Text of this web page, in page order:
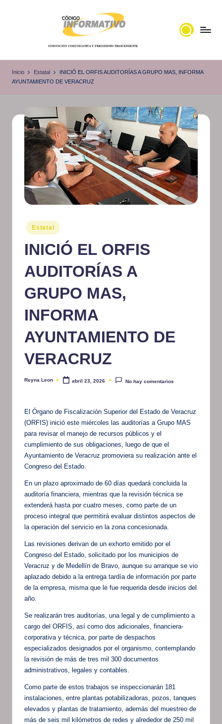
ó
g
o
I
n
f
o
r
m
at
iv
o
noticias
Inicio Estatal
INICIÓ EL ORFIS AUDITORÍAS A GRUPO MAS, INFORMA
AYUNTAMIENTO DE VERACRUZ
Publicado
en
Estatal
INICIÓ EL ORFIS
AUDITORÍAS A
GRUPO MAS,
INFORMA
AYUNTAMIENTO DE
VERACRUZ
Publicado
Reyna Leon abril 23, 2026 No hay comentarios
El Órgano de Fiscalización Superior del Estado de Veracruz
(ORFIS) inició este miércoles las auditorías a Grupo MAS
para revisar el manejo de recursos públicos y el
cumplimiento de sus obligaciones, luego de que el
Ayuntamiento de Veracruz promoviera su realización ante el
Congreso del Estado.
En un plazo aproximado de 60 días quedará concluida la
auditoría financiera, mientras que la revisión técnica se
extenderá hasta por cuatro meses, como parte de un
proceso integral que permitirá evaluar distintos aspectos de
la operación del servicio en la zona concesionada.
Las revisiones derivan de un exhorto emitido por el
Congreso del Estado, solicitado por los municipios de
Veracruz y de Medellín de Bravo, aunque su arranque se vio
aplazado debido a la entrega tardía de información por parte
de la empresa, misma que le fue requerida desde inicios del
año.
Se realizarán tres auditorías, una legal y de cumplimiento a
cargo del ORFIS, así como dos adicionales, financiera-
corporativa y técnica, por parte de despachos
especializados designados por el organismo, contemplando
la revisión de más de tres mil 300 documentos
administrativos, legales y contables.
Como parte de estos trabajos se inspeccionarán 181
instalaciones, entre plantas potabilizadoras, pozos, tanques
elevados y plantas de tratamiento, además del muestreo de
más de seis mil kilómetros de redes y alrededor de 250 mil